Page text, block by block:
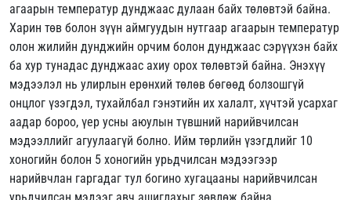
агаарын температур дунджаас дулаан байх төлөвтэй байна.
Харин төв болон зүүн аймгуудын нутгаар агаарын температур
олон жилийн дунджийн орчим болон дунджаас сэрүүхэн байх
ба хур тунадас дунджаас ахиу орох төлөвтэй байна. Энэхүү
мэдээлэл нь улирлын ерөнхий төлөв бөгөөд болзошгүй
онцлог үзэгдэл, тухайлбал гэнэтийн их халалт, хүчтэй усархаг
аадар бороо, үер усны аюулын түвшний нарийвчилсан
мэдээллийг агуулаагүй болно. Ийм төрлийн үзэгдлийг 10
хоногийн болон 5 хоногийн урьдчилсан мэдээгээр
нарийвчлан гаргадаг тул богино хугацааны нарийвчилсан
урьдчилсан мэдээг авч ашиглахыг зөвлөж байна.